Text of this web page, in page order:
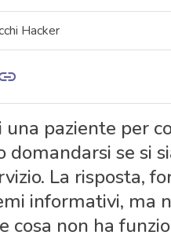
Hacker
paziente per
domandarsi se si
La risposta,
informativi, ma
cosa non ha